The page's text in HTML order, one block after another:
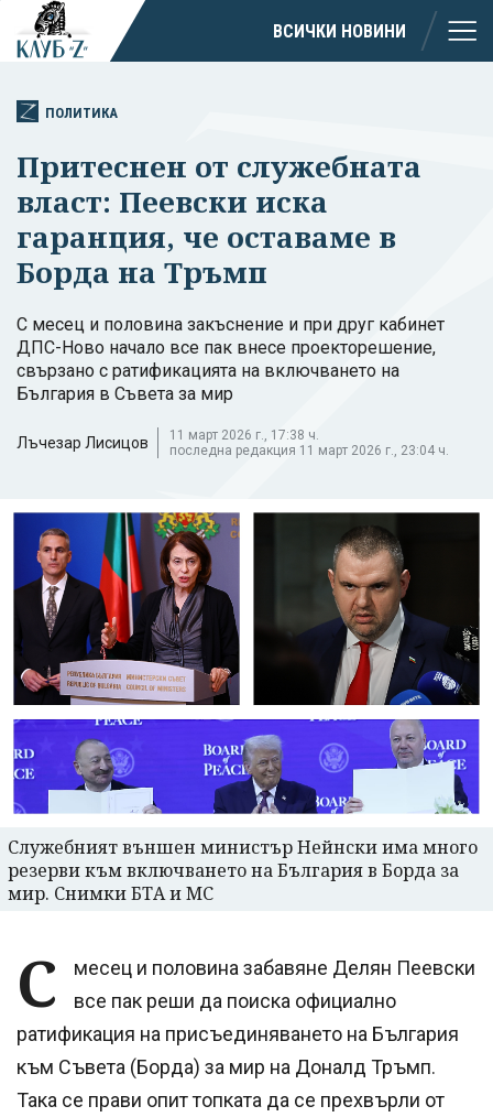
ВСИЧКИ НОВИНИ
ПОЛИТИКА
Притеснен от служебната
власт: Пеевски иска
гаранция, че оставаме в
Борда на Тръмп
С месец и половина закъснение и при друг кабинет
ДПС-Ново начало все пак внесе проекторешение,
свързано с ратификацията на включването на
България в Съвета за мир
Лъчезар Лисицов
11 март 2026 г., 17:38 ч.
последна редакция 11 март 2026 г., 23:04 ч.
Служебният външен министър Нейнски има много
резерви към включването на България в Борда за
мир. Снимки БТА и МС
С
месец и половина забавяне Делян Пеевски
все пак реши да поиска официално
ратификация на присъединяването на България
към Съвета (Борда) за мир на Доналд Тръмп.
Така се прави опит топката да се прехвърли от